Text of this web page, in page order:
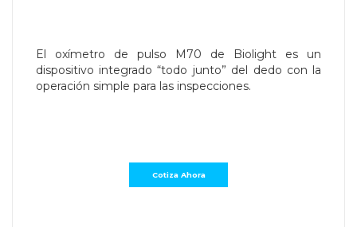
El oxímetro de pulso M70 de Biolight es un
dispositivo integrado “todo junto” del dedo con la
operación simple para las inspecciones.